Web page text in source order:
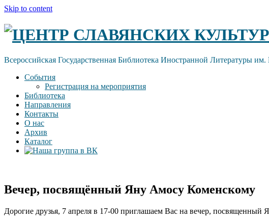
Skip to content
ЦЕНТР СЛАВЯНСКИХ КУЛЬТУР
Всероссийская Государственная Библиотека Иностранной Литературы
События
Регистрация на мероприятия
Библиотека
Направления
Контакты
О нас
Архив
Каталог
Вечер, посвящённый Яну Амосу Коменскому
Дорогие друзья, 7 апреля в 17-00 приглашаем Вас на вечер,